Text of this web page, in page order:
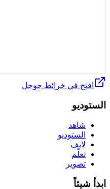
افتح في خرائط جوجل
الستوديو
شاهد
الستوديو
لايف
تعلّم
تصوير
ابدأ شيئاً